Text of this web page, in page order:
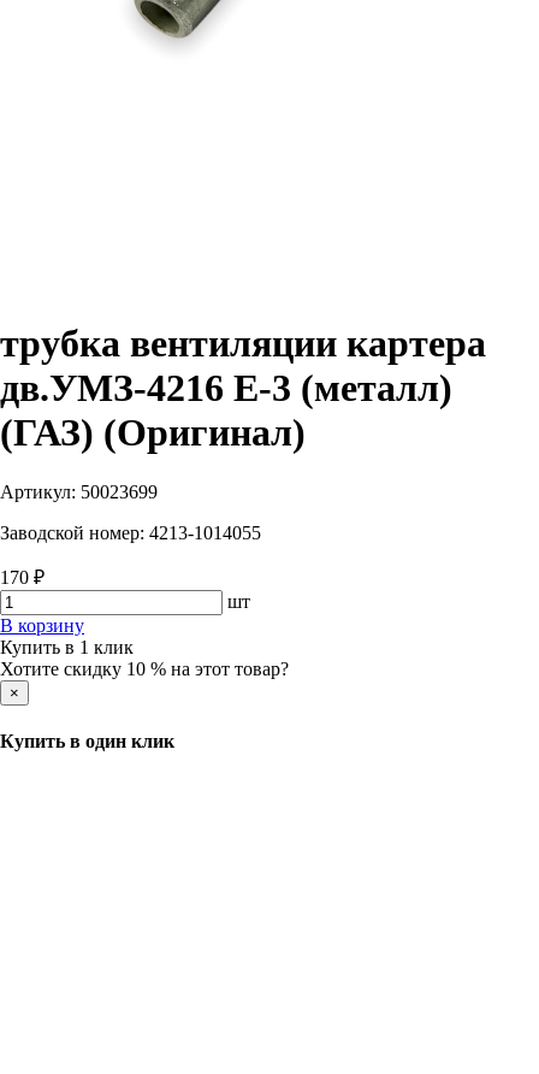
трубка вентиляции картера
дв.УМЗ-4216 Е-3 (металл)
(ГАЗ) (Оригинал)
Артикул: 50023699
Заводской номер: 4213-1014055
170 ₽
шт
В корзину
Купить в 1 клик
Хотите скидку 10 % на этот товар?
×
Купить в один клик